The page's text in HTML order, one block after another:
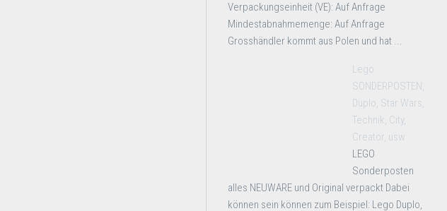
Verpackungseinheit (VE): Auf Anfrage
Mindestabnahmemenge: Auf Anfrage
Grosshändler kommt aus Polen und hat ...
Lego
SONDERPOSTEN,
Duplo, Star Wars,
Technik, City,
Creator, usw
LEGO
Sonderposten
alles NEUWARE und Original verpackt Dabei
können sein können zum Beispiel: Lego Duplo,